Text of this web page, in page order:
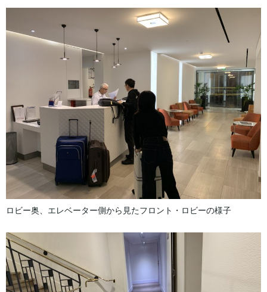
ロビー奥、エレベーター側から見たフロント・ロビーの様子